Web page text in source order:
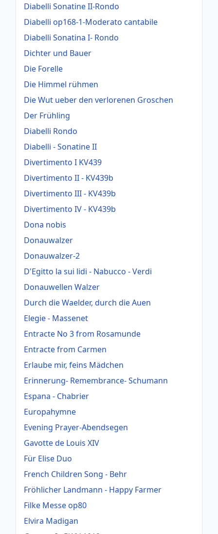
Diabelli Sonatine II-Rondo
Diabelli op168-1-Moderato cantabile
Diabelli Sonatina I- Rondo
Dichter und Bauer
Die Forelle
Die Himmel rühmen
Die Wut ueber den verlorenen Groschen
Der Frühling
Diabelli Rondo
Diabelli - Sonatine II
Divertimento I KV439
Divertimento II - KV439b
Divertimento III - KV439b
Divertimento IV - KV439b
Dona nobis
Donauwalzer
Donauwalzer-2
D'Egitto la sui lidi - Nabucco - Verdi
Donauwellen Walzer
Durch die Waelder, durch die Auen
Elegie - Massenet
Entracte No 3 from Rosamunde
Entracte from Carmen
Erlaube mir, feins Mädchen
Erinnerung- Remembrance- Schumann
Espana - Chabrier
Europahymne
Evening Prayer-Abendsegen
Gavotte de Louis XIV
Für Elise Duo
French Children Song - Behr
Fröhlicher Landmann - Happy Farmer
Filke Messe op80
Elvira Madigan